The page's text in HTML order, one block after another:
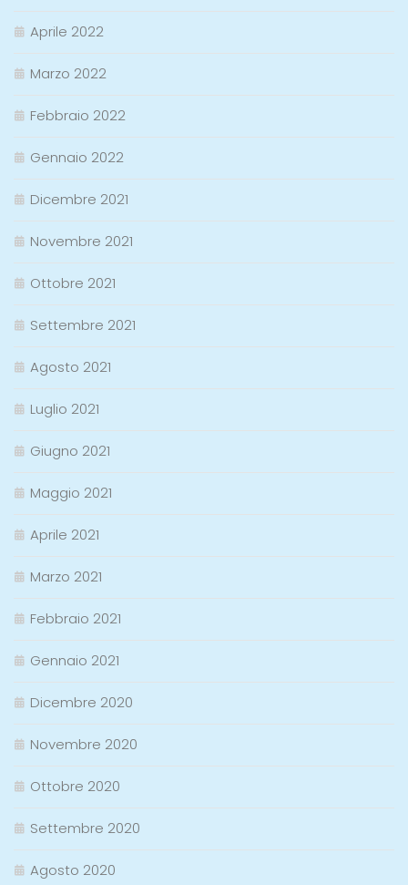
Aprile 2022
Marzo 2022
Febbraio 2022
Gennaio 2022
Dicembre 2021
Novembre 2021
Ottobre 2021
Settembre 2021
Agosto 2021
Luglio 2021
Giugno 2021
Maggio 2021
Aprile 2021
Marzo 2021
Febbraio 2021
Gennaio 2021
Dicembre 2020
Novembre 2020
Ottobre 2020
Settembre 2020
Agosto 2020